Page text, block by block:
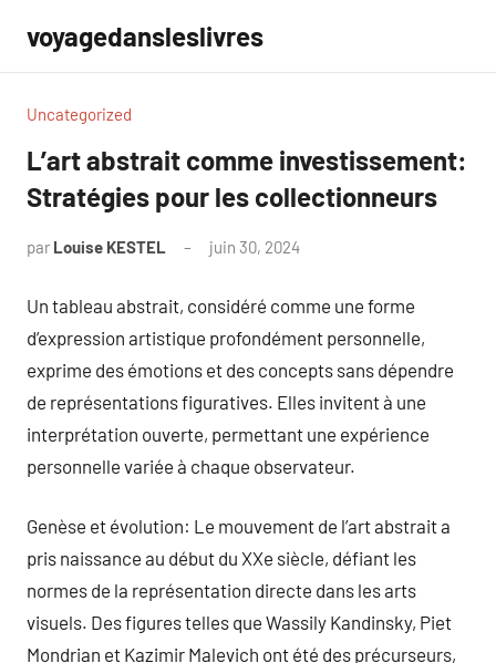
contenu
voyagedansleslivres
Uncategorized
L’art abstrait comme investissement:
Stratégies pour les collectionneurs
par Louise KESTEL juin 30, 2024
Un tableau abstrait, considéré comme une forme
d’expression artistique profondément personnelle,
exprime des émotions et des concepts sans dépendre
de représentations figuratives. Elles invitent à une
interprétation ouverte, permettant une expérience
personnelle variée à chaque observateur.
Genèse et évolution: Le mouvement de l’art abstrait a
pris naissance au début du XXe siècle, défiant les
normes de la représentation directe dans les arts
visuels. Des figures telles que Wassily Kandinsky, Piet
Mondrian et Kazimir Malevich ont été des précurseurs,